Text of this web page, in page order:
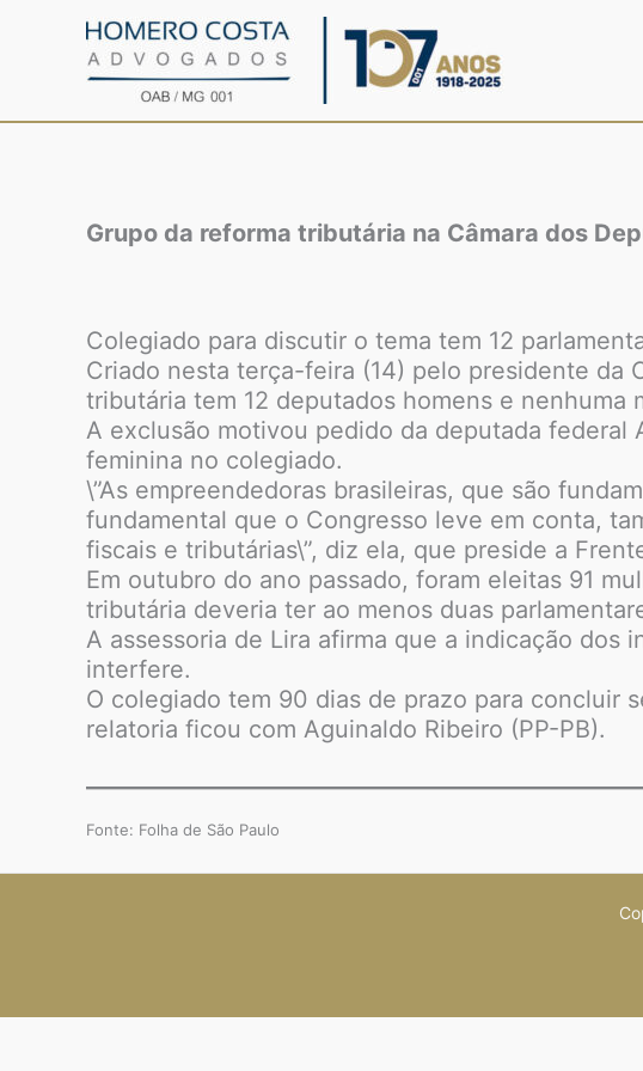
Grupo da reforma tributária na Câmara dos
Colegiado para discutir o tema tem 12
Criado nesta terça-feira (14) pelo presidente da
tributária tem 12 deputados homens e nenhuma
A exclusão motivou pedido da deputada federal
feminina no colegiado.
\”As empreendedoras brasileiras, que são
fundamental que o Congresso leve em conta,
fiscais e tributárias\”, diz ela, que preside a
Em outubro do ano passado, foram eleitas 91
tributária deveria ter ao menos duas
A assessoria de Lira afirma que a indicação
interfere.
O colegiado tem 90 dias de prazo para concluir
relatoria ficou com Aguinaldo Ribeiro (PP-PB).
Fonte: Folha de São Paulo